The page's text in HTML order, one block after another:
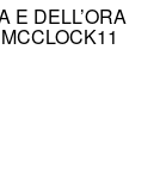
E DELL’ORA